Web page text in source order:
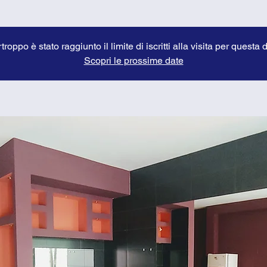
è stato raggiunto il limite di iscritti alla visita per questa
Scopri le prossime date